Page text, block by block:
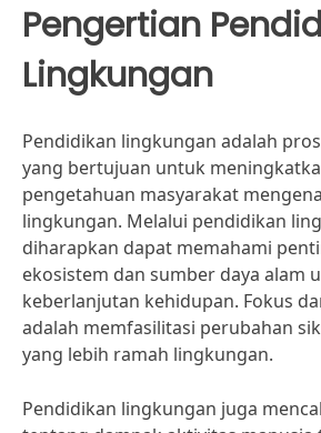
Pengertian
Lingkungan
Pendidikan lingkungan adalah
yang bertujuan untuk
pengetahuan masyarakat
lingkungan. Melalui pendidikan
diharapkan dapat memahami
ekosistem dan sumber daya alam
keberlanjutan kehidupan. Fokus
adalah memfasilitasi perubahan
yang lebih ramah lingkungan.
Pendidikan lingkungan juga